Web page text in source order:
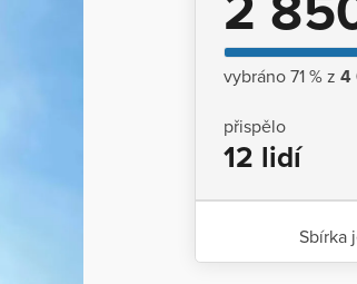
vybráno 71 % z 4
přispělo
12 lidí
Sbírka